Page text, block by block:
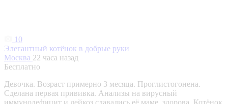
10
Элегантный котёнок в добрые руки
Москва 22 часа назад
Бесплатно
Девочка. Возраст примерно 3 месяца. Проглистогонена.
Сделана первая прививка. Анализы на вирусный